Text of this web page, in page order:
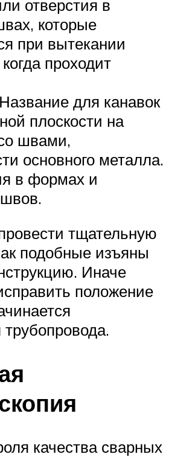
отверстия в
которые
при вытекании
проходит
для канавок
плоскости на
швами,
основного металла.
в формах и
тщательную
подобные изъяны
Иначе
положение
трубопровода.
качества сварных